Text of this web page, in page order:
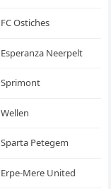
FC Ostiches
Esperanza Neerpelt
Sprimont
Wellen
Sparta Petegem
Erpe-Mere United